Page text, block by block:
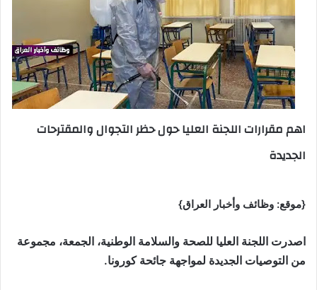
اهم مقرارات اللجنة العليا حول حظر التجوال والمقترحات
الجديدة
{موقع: وظائف وأخبار العراق}
اصدرت اللجنة العليا للصحة والسلامة الوطنية، الجمعة، مجموعة
من التوصيات الجديدة لمواجهة جائحة كورونا.